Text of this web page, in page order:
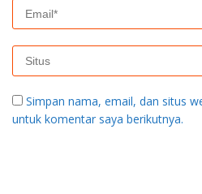
Simpan nama, email, dan situs
untuk komentar saya berikutnya.